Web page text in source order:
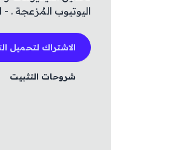
اليوتيوب المُزعجة . -
الاشتراك لتحميل
شروحات التثبيت